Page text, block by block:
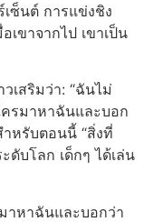
เซ็นต์ การแข่งชิง
เขาจากไป เขาเป็น
เสริมว่า: “ฉันไม่
รมาหาฉันและบอก
ำหรับตอนนี้ “สิ่งที่
ดับโลก เด็กๆ ได้เล่น
าหาฉันและบอกว่า